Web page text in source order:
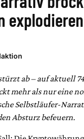
explodieren
ab – auf aktuell
mehr als nur eine
Selbstläufer-
Absturz befeuern.